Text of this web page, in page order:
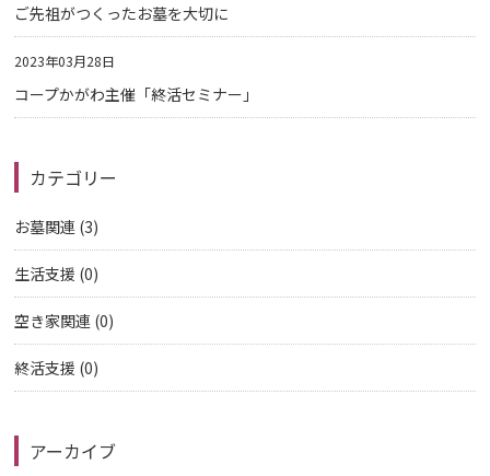
ご先祖がつくったお墓を大切に
2023年03月28日
コープかがわ主催「終活セミナー」
カテゴリー
お墓関連 (3)
生活支援 (0)
空き家関連 (0)
終活支援 (0)
アーカイブ